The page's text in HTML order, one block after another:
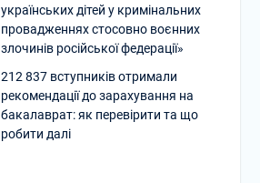
українських дітей у кримінальних
провадженнях стосовно воєнних
злочинів російської федерації»
212 837 вступників отримали
рекомендації до зарахування на
бакалаврат: як перевірити та що
робити далі